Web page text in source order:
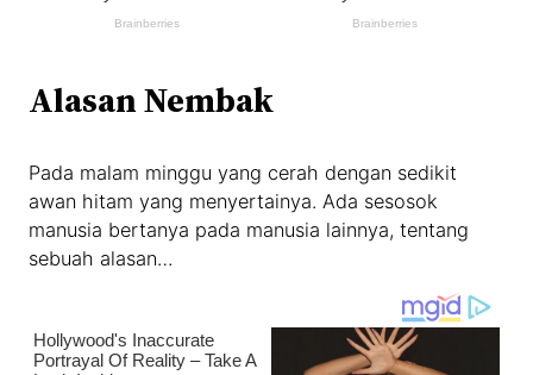
Alasan Nembak
Pada malam minggu yang cerah dengan sedikit
awan hitam yang menyertainya. Ada sesosok
manusia bertanya pada manusia lainnya, tentang
sebuah alasan…